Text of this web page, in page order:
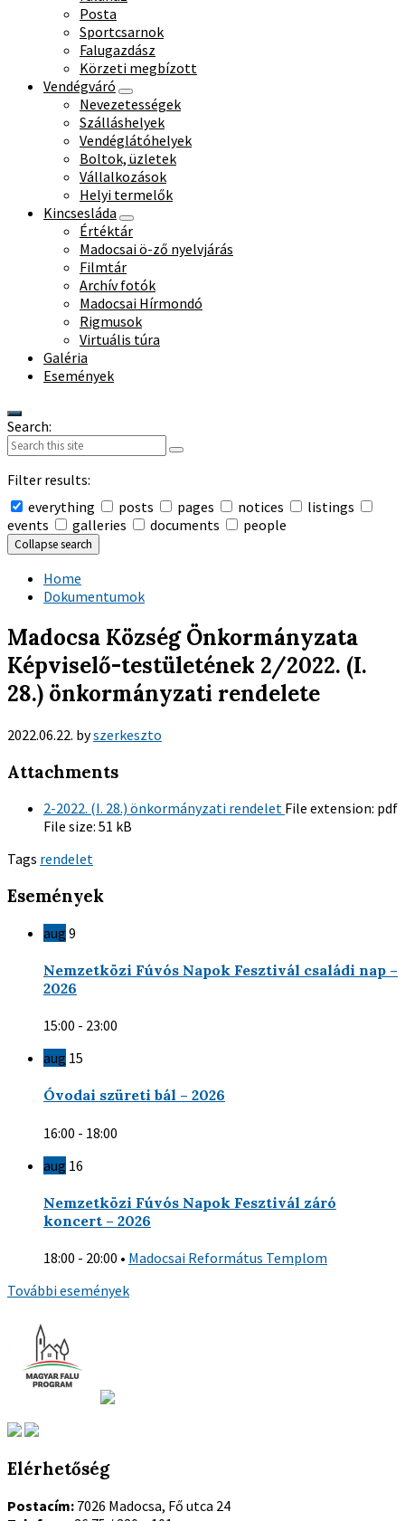
Posta
Sportcsarnok
Falugazdász
Körzeti megbízott
Vendégváró
Nevezetességek
Szálláshelyek
Vendéglátóhelyek
Boltok, üzletek
Vállalkozások
Helyi termelők
Kincsesláda
Értéktár
Madocsai ö-ző nyelvjárás
Filmtár
Archív fotók
Madocsai Hírmondó
Rigmusok
Virtuális túra
Galéria
Események
Search:
Filter results:
everything
posts pages notices
listings
events
galleries documents people
Collapse search
Home
Dokumentumok
Madocsa Község Önkormányzata
Képviselő-testületének 2/2022. (I.
28.) önkormányzati rendelete
2022.06.22. byszerkeszto
Attachments
2-2022. (I. 28.) önkormányzati rendelet File extension: pdf
File size: 51 kB
Tags rendelet
Események
aug 9
Nemzetközi Fúvós Napok Fesztivál családi nap –
2026
15:00 - 23:00
aug 15
Óvodai szüreti bál – 2026
16:00 - 18:00
aug 16
Nemzetközi Fúvós Napok Fesztivál záró
koncert – 2026
18:00 - 20:00 • Madocsai Református Templom
További események
Elérhetőség
Postacím: 7026 Madocsa, Fő utca 24